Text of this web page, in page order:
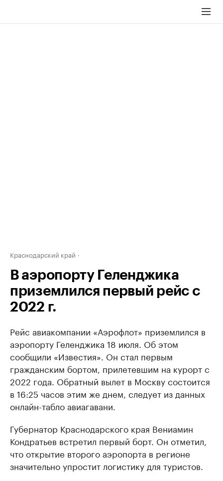
Краснодарский край
В аэропорту Геленджика
приземлился первый рейс с
2022 г.
Рейс авиакомпании «Аэрофлот» приземлился в
аэропорту Геленджика 18 июля. Об этом
сообщили «Известия». Он стал первым
гражданским бортом, прилетевшим на курорт с
2022 года. Обратный вылет в Москву состоится
в 16:25 часов этим же днем, следует из данных
онлайн-табло авиагавани.
Губернатор Краснодарского края Вениамин
Кондратьев встретил первый борт. Он отметил,
что открытие второго аэропорта в регионе
значительно упростит логистику для туристов.